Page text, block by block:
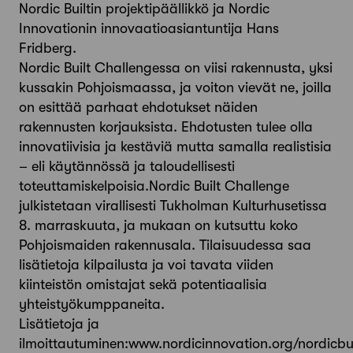
Nordic Builtin projektipäällikkö ja Nordic
Innovationin innovaatioasiantuntija Hans
Fridberg.
Nordic Built Challengessa on viisi rakennusta, yksi
kussakin Pohjoismaassa, ja voiton vievät ne, joilla
on esittää parhaat ehdotukset näiden
rakennusten korjauksista. Ehdotusten tulee olla
innovatiivisia ja kestäviä mutta samalla realistisia
– eli käytännössä ja taloudellisesti
toteuttamiskelpoisia.Nordic Built Challenge
julkistetaan virallisesti Tukholman Kulturhusetissa
8. marraskuuta, ja mukaan on kutsuttu koko
Pohjoismaiden rakennusala. Tilaisuudessa saa
lisätietoja kilpailusta ja voi tavata viiden
kiinteistön omistajat sekä potentiaalisia
yhteistyökumppaneita.
Lisätietoja ja
ilmoittautuminen:www.nordicinnovation.org/